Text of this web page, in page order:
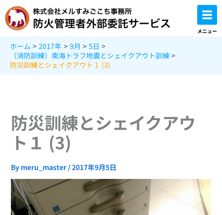
容
を
メニュー
ホーム 2017年 9月
5日
（消防訓練）南海トラフ地震とシェイクアウト訓練
防災訓練とシェイクアウト１ (3)
防災訓練とシェイクアウ
ト１ (3)
By meru_master /2017年9月5日